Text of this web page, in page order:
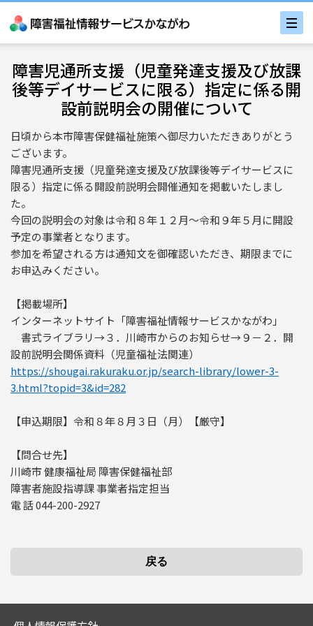
障害児通所支援（児童発達支援及び放課
後等デイサービスに限る）指定に係る開
設前説明会の開催について
日頃から本市障害保健福祉施策へ御尽力いただきありがとう
ございます。
障害児通所支援（児童発達支援及び放課後等デイサービスに
限る）指定に係る開設前説明会開催通知を掲載いたしまし
た。
今回の説明会の対象は令和８年１２月～令和９年５月に開設
予定の事業者となります。
参加を希望される方は通知文を御確認いただき、期限までに
お申込みください。
【掲載場所】
インターネットサイト「障害福祉情報サービスかながわ」
書式ライブラリ→３．川崎市からのお知らせ→９－２．開
設前説明会関係資料（児童福祉法関連）
https://shougai.rakuraku.or.jp/search-library/lower-3-
3.html?topid=3&id=282
【申込期限】令和８年８月３日（月）【厳守】
【問合せ先】
川崎市 健康福祉局 障害保健福祉部
障害者施設指導課 事業者指定担当
電 話 044-200-2927